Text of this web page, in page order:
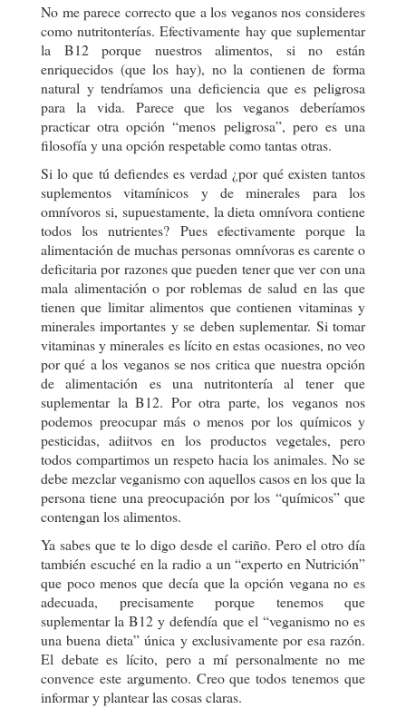
No me parece correcto que a los veganos nos consideres
como nutritonterías. Efectivamente hay que suplementar
la B12 porque nuestros alimentos, si no están
enriquecidos (que los hay), no la contienen de forma
natural y tendríamos una deficiencia que es peligrosa
para la vida. Parece que los veganos deberíamos
practicar otra opción “menos peligrosa”, pero es una
filosofía y una opción respetable como tantas otras.
Si lo que tú defiendes es verdad ¿por qué existen tantos
suplementos vitamínicos y de minerales para los
omnívoros si, supuestamente, la dieta omnívora contiene
todos los nutrientes? Pues efectivamente porque la
alimentación de muchas personas omnívoras es carente o
deficitaria por razones que pueden tener que ver con una
mala alimentación o por roblemas de salud en las que
tienen que limitar alimentos que contienen vitaminas y
minerales importantes y se deben suplementar. Si tomar
vitaminas y minerales es lícito en estas ocasiones, no veo
por qué a los veganos se nos critica que nuestra opción
de alimentación es una nutritontería al tener que
suplementar la B12. Por otra parte, los veganos nos
podemos preocupar más o menos por los químicos y
pesticidas, adiitvos en los productos vegetales, pero
todos compartimos un respeto hacia los animales. No se
debe mezclar veganismo con aquellos casos en los que la
persona tiene una preocupación por los “químicos” que
contengan los alimentos.
Ya sabes que te lo digo desde el cariño. Pero el otro día
también escuché en la radio a un “experto en Nutrición”
que poco menos que decía que la opción vegana no es
adecuada, precisamente porque tenemos que
suplementar la B12 y defendía que el “veganismo no es
una buena dieta” única y exclusivamente por esa razón.
El debate es lícito, pero a mí personalmente no me
convence este argumento. Creo que todos tenemos que
informar y plantear las cosas claras.